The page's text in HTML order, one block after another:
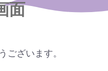
面
ございます。